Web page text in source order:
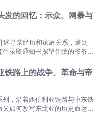
发的回忆：示众、网暴与
寻亲经历和家庭关系，遭到
录取通知书探望住院的爷爷，
剧。
选择，会成为陌生人攻击的理
中的公开惩罚，到今天社交媒
日常生活？
铁路上的战争、革命与帝
，沿着西伯利亚铁路与中东铁
如何改写东北亚的历史命运。